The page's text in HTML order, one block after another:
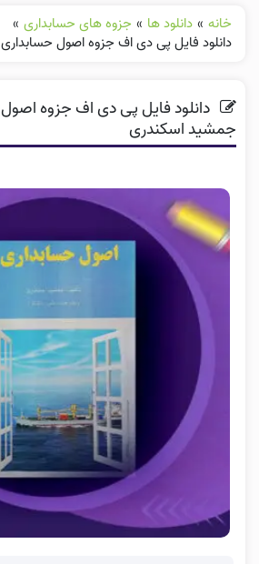
خانه » دانلود ها » جزوه های حسابداری »
دانلود فایل پی دی اف جزوه اصول حسابداری ۲ جمشید اسکندری
جمشید اسکندری